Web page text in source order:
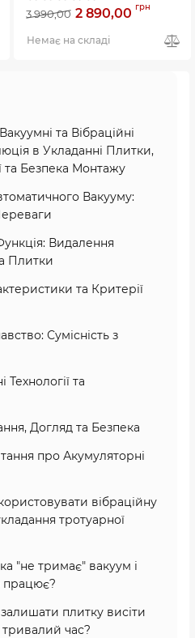
зарядний пристрій)
Артикул:58_32732
3 990,00 2 890,00 грн
Немає на складі
та Вібраційні
в Укладанні Плитки,
та Безпека Монтажу
Вакууму:
Видалення
Плитки
та Критерії
Сумісність з
Технології та
Догляд та Безпека
про Акумуляторні
вібраційну
тротуарної
"не тримає" вакуум і
працює?
плитку висіти
час?